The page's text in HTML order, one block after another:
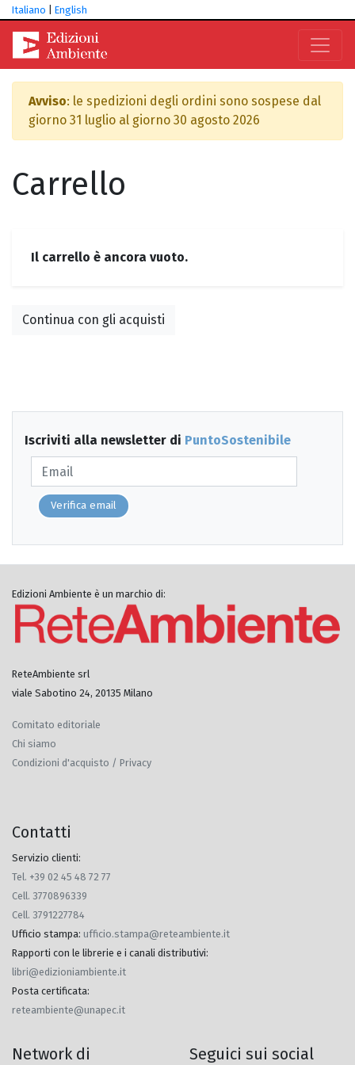
Italiano English
Avviso: le spedizioni degli ordini sono sospese dal
giorno 31 luglio al giorno 30 agosto 2026
Carrello
Il carrello è ancora vuoto.
Continua con gli acquisti
Iscriviti alla newsletter di PuntoSostenibile
Verifica email
Edizioni Ambiente è un marchio di:
ReteAmbiente srl
viale Sabotino 24, 20135 Milano
Comitato editoriale
Chi siamo
Condizioni d'acquisto / Privacy
Contatti
Servizio clienti:
Tel. +39 02 45 48 72 77
Cell. 3770896339
Cell. 3791227784
Ufficio stampa: ufficio.stampa@reteambiente.it
Rapporti con le librerie e i canali distributivi:
libri@edizioniambiente.it
Posta certificata:
reteambiente@unapec.it
Network di
Seguici sui social